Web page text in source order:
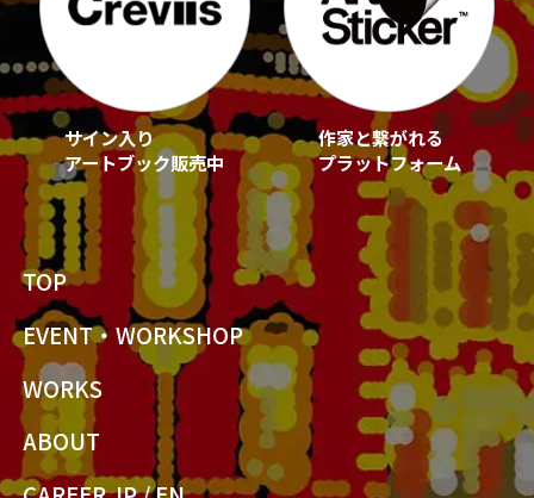
サイン入り
アートブック販売中
作家と繋がれる
プラットフォーム
TOP
EVENT・WORKSHOP
WORKS
ABOUT